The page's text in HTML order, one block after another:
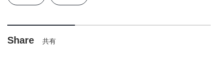
Share 共有